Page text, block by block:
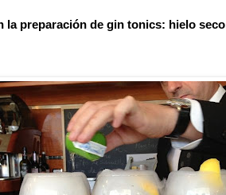
la preparación de gin tonics: hielo seco